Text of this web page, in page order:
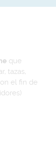
que
tazas,
el fin de